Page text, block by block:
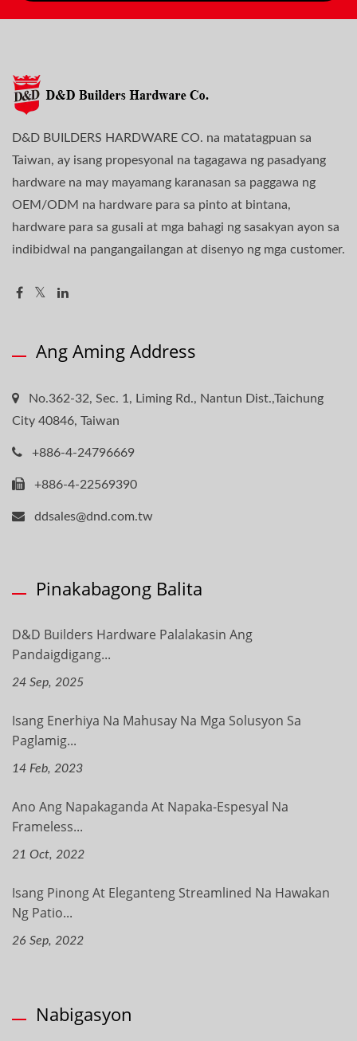
D&D BUILDERS HARDWARE CO. na matatagpuan sa
Taiwan, ay isang propesyonal na tagagawa ng pasadyang
hardware na may mayamang karanasan sa paggawa ng
OEM/ODM na hardware para sa pinto at bintana,
hardware para sa gusali at mga bahagi ng sasakyan ayon sa
indibidwal na pangangailangan at disenyo ng mga customer.
Ang Aming Address
No.362-32, Sec. 1, Liming Rd., Nantun Dist.,Taichung
City 40846, Taiwan
+886-4-24796669
+886-4-22569390
ddsales@dnd.com.tw
Pinakabagong Balita
D&D Builders Hardware Palalakasin Ang
Pandaigdigang...
24 Sep, 2025
Isang Enerhiya Na Mahusay Na Mga Solusyon Sa
Paglamig...
14 Feb, 2023
Ano Ang Napakaganda At Napaka-Espesyal Na
Frameless...
21 Oct, 2022
Isang Pinong At Eleganteng Streamlined Na Hawakan
Ng Patio...
26 Sep, 2022
Nabigasyon